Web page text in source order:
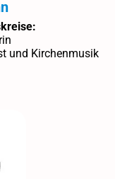
und Kirchenmusik